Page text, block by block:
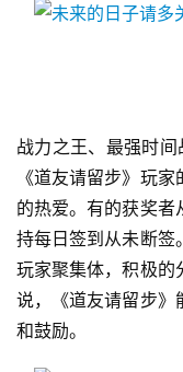
机
机
游
戏
休
闲
游
战力之王、最强时
《道友请留步》玩
的热爱。有的获奖者
持每日签到从未断签
玩家聚集体，积极的
说，《道友请留步》
和鼓励。